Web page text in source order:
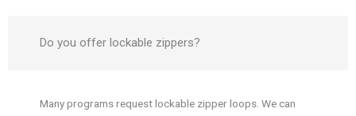
Do you offer lockable zippers?
Many programs request lockable zipper loops. We can